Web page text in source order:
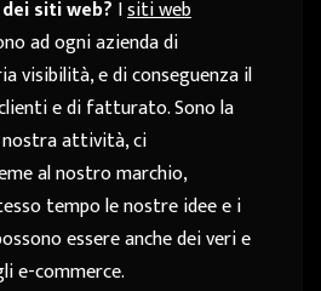
siti web? Isiti web
ad ogni azienda di
visibilità, e di conseguenza il
e di fatturato. Sono la
nostra attività, ci
al nostro marchio,
tempo le nostre idee e i
essere anche dei veri e
e-commerce.